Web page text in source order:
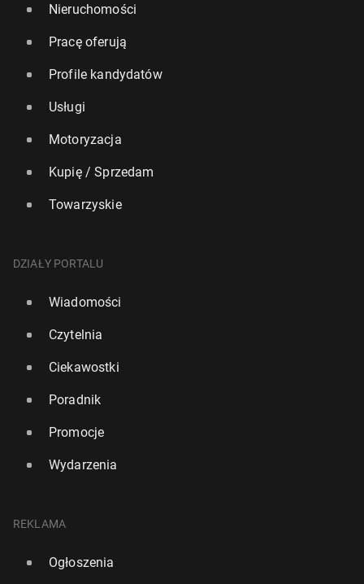
Nieruchomości
Pracę oferują
Profile kandydatów
Usługi
Motoryzacja
Kupię / Sprzedam
Towarzyskie
DZIAŁY PORTALU
Wiadomości
Czytelnia
Ciekawostki
Poradnik
Promocje
Wydarzenia
REKLAMA
Ogłoszenia